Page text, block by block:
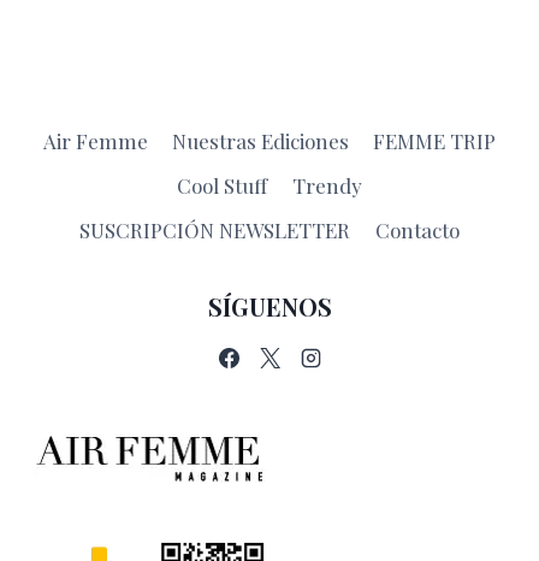
Air Femme Nuestras Ediciones
FEMME TRIP
Cool Stuff
Trendy
SUSCRIPCIÓN NEWSLETTER
Contacto
SÍGUENOS